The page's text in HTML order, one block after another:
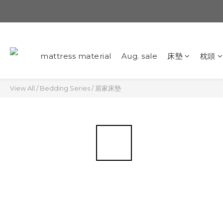
mattress material Aug. sale 床墊 枕頭
View All /Bedding Series/ 居家床墊